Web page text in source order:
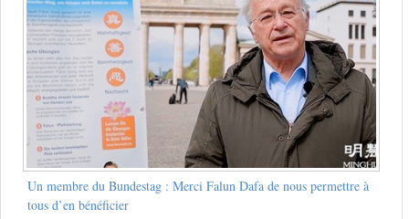
Un membre du Bundestag : Merci Falun Dafa de nous permettre à
tous d’en bénéficier